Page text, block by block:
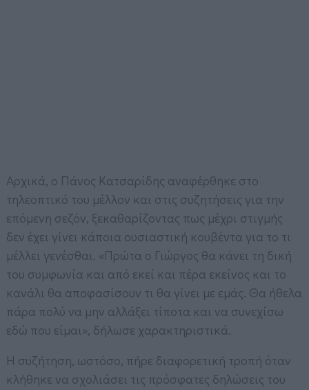
Αρχικά, ο Πάνος Κατσαρίδης αναφέρθηκε στο
τηλεοπτικό του μέλλον και στις συζητήσεις για την
επόμενη σεζόν, ξεκαθαρίζοντας πως μέχρι στιγμής
δεν έχει γίνει κάποια ουσιαστική κουβέντα για το τι
μέλλει γενέσθαι. «Πρώτα ο Γιώργος θα κάνει τη δική
του συμφωνία και από εκεί και πέρα εκείνος και το
κανάλι θα αποφασίσουν τι θα γίνει με εμάς. Θα ήθελα
πάρα πολύ να μην αλλάξει τίποτα και να συνεχίσω
εδώ που είμαι», δήλωσε χαρακτηριστικά.
Η συζήτηση, ωστόσο, πήρε διαφορετική τροπή όταν
κλήθηκε να σχολιάσει τις πρόσφατες δηλώσεις του